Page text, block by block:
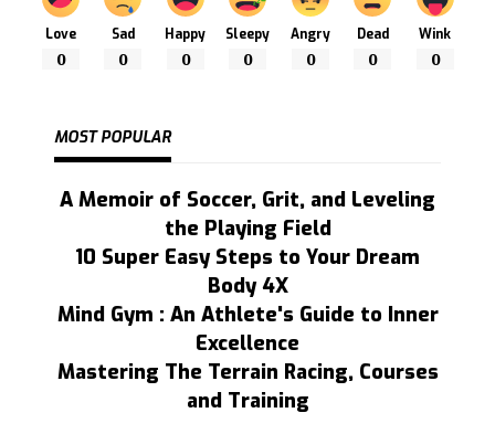
Love
0
Sad
0
Happy
0
Sleepy
0
Angry
0
Dead
0
Wink
0
MOST POPULAR
A Memoir of Soccer, Grit, and Leveling
the Playing Field
10 Super Easy Steps to Your Dream
Body 4X
Mind Gym : An Athlete's Guide to Inner
Excellence
Mastering The Terrain Racing, Courses
and Training